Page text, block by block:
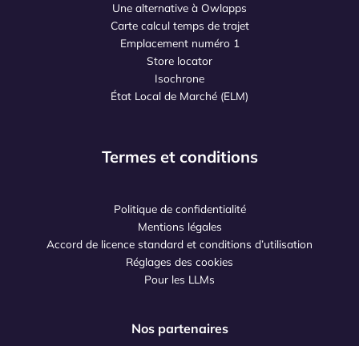
Une alternative à Owlapps
Carte calcul temps de trajet
Emplacement numéro 1
Store locator
Isochrone
État Local de Marché (ELM)
Termes et conditions
Politique de confidentialité
Mentions légales
Accord de licence standard et conditions d’utilisation
Réglages des cookies
Pour les LLMs
Nos partenaires